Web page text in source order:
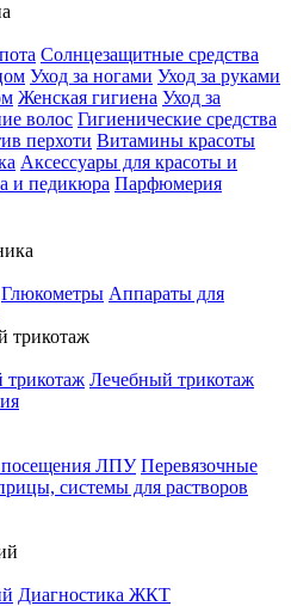
Солнцезащитные средства
Уход за ногами Уход за руками
Женская гигиена Уход за
волос Гигиенические средства
перхоти Витамины красоты
Аксессуары для красоты и
и педикюра Парфюмерия
Глюкометры Аппараты для
трикотаж
трикотаж Лечебный трикотаж
ЛПУ Перевязочные
системы для растворов
Диагностика ЖКТ